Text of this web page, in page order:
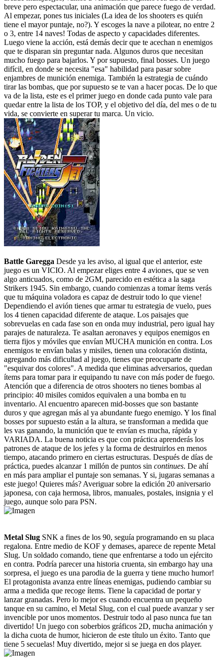
breve pero espectacular, una animación que parece fuego de verdad.
Al empezar, pones tus iniciales (La idea de los shooters es quién
tiene el mayor puntaje, no?). Y escoges la nave a pilotear, no entre 2
o 3, entre 14 naves! Todas de aspecto y capacidades diferentes.
Luego viene la acción, está demás decir que te acechan n enemigos
que te disparan sin preguntar nada. Algunos duros que necesitan
mucho fuego para bajarlos. Y por supuesto, final bosses. Un juego
difícil, en donde se necesita "esa" habilidad para pasar sobre
enjambres de munición enemiga. También la estrategia de cuándo
tirar las bombas, que por supuesto se te van a hacer pocas. De lo que
va de la lista, este es el primer juego en donde cada punto vale para
quedar entre la lista de los TOP, y el objetivo del día, del mes o de tu
vida, se convierte en superar tu marca. Un vicio.
Battle Garegga Desde ya les aviso, al igual que el anterior, este
juego es un VICIO. Al empezar eliges entre 4 aviones, que se ven
algo anticuados, como de 2GM, parecido en estética a la saga
Strikers 1945. Sin embargo, cuando comienzas a tomar ítems verás
que tu máquina voladora es capaz de destruir todo lo que viene!
Dependiendo el avión tienes que armar tu estrategia de vuelo, pues
los 4 tienen capacidad diferente de ataque. Los paisajes que
sobrevuelas en cada fase son en onda muy industrial, pero igual hay
parajes de naturaleza. Te asaltan aeronaves y equipos enemigos en
tierra fijos y móviles que envían MUCHA munición en contra. Los
enemigos te envían balas y misiles, tienen una coloración distinta,
agregando más dificultad al juego, tienes que preocuparte de
"esquivar dos colores". A medida que eliminas adversarios, quedan
ítems para tomar para ir equipando tu nave con más poder de fuego.
Atención que a diferencia de otros shooters no tienes bombas al
principio: 40 misiles comidos equivalen a una bomba en tu
inventario. Al encuentro aparecen mid-bosses que son bastante
duros y que agregan más al ya abundante fuego enemigo. Y los final
bosses por supuesto están a la altura, se transforman a medida que
les vas ganando, la munición que te envían es mucha, rápida y
VARIADA. La buena noticia es que con práctica aprenderás los
patrones de ataque de los jefes y la forma de destruirlos en menos
tiempo, atacando primero en ciertas estructuras. Después de días de
práctica, puedes alcanzar 1 millón de puntos sin continues. De ahí
en más para ampliar el puntaje son semanas. Y si, jugaras semanas a
este juego! Quieres más? Averiguar sobre la edición 20 aniversario
japonesa, con caja hermosa, libros, manuales, postales, insignia y el
juego, aunque solo para PSN.
Metal Slug SNK a fines de los 90, seguía programando en su placa
regalona. Entre medio de KOF y demases, aparece de repente Metal
Slug. Un soldado comando, tiene que enfrentarse a todo un ejército
en contra. Podría parecer una historia cruenta, sin embargo hay una
sorpresa, el juego es una parodia de la guerra y tiene mucho humor!
El protagonista avanza entre líneas enemigas, pudiendo cambiar su
arma a medida que recoge ítems. Tiene la capacidad de portar y
lanzar granadas. Pero lo mejor es cuando encuentra un pequeño
tanque en su camino, el Metal Slug, con el cual puede avanzar y ser
invencible por unos momentos. Destruir todo al paso nunca fue tan
divertido! Un juego con soberbios gráficos 2D, mucha animación y
la dicha cuota de humor, hicieron de este título un éxito. Tanto que
tiene 5 secuelas! Muy divertido, mejor si se juega en dos player.